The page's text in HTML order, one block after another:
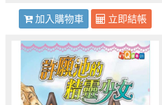
加入購物車
立即結帳